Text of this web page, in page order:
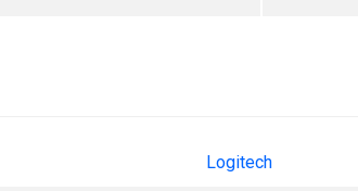
Logitech